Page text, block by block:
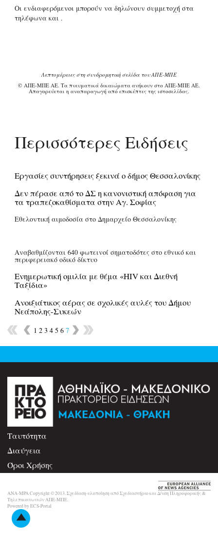
Οι ενδιαφερόμενοι μπορούν να δηλώνουν συμμετοχή στα
τηλέφωνα και .
Λεπτομέρειες στη συνδρομητική σελίδα του ΑΠΕ-ΜΠΕ
© ΑΠΕ-ΜΠΕ ΑΕ. Τα πνευματικά δικαιώματα ανήκουν στο ΑΠΕ-ΜΠΕ ΑΕ.
Απαγορεύεται η αναπαραγωγή από επισκέπτες της ιστοσελίδας.
Περισσότερες Ειδήσεις
Εργασίες συντήρησεις ξεκινά ο δήμος Θεσσαλονίκης
Δεν πέρασε από το ΔΣ η κανονιστική απόφαση για
τα τραπεζοκαθίσματα στην Αγ. Σοφίας
Εθελοντική αιμοδοσία στο Δημαρχείο Θεσσαλονίκης
Αναβαθμίζονται 640 φωτεινοί σηματοδότες στο εθνικό και
περιφερειακό οδικό δίκτυο
Ενημερωτική ομιλία με θέμα «HIV και Διεθνή
Ταξίδια»
Ανοιξιάτικος αέρας σε σχολικές αυλές του Δήμου
Νεάπολης-Συκεών
1 2 3 4 5 6 7
Ταυτότητα
Διαύγεια
Όροι Χρήσης
ANA-MPA Copyright © 2013. Σχεδίαση-υλοποίηση από Σχεδιαστήριο και Δ/νση Πληροφορικής &
Τηλεπικοινωνιών ΑΠΕ-ΜΠΕ.
Powered by ECS-Portal